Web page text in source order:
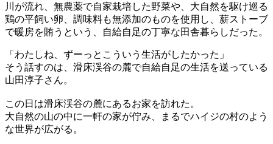
川が流れ、無農薬で自家栽培した野菜や、大自然を駆け巡る
鶏の平飼い卵、調味料も無添加のものを使用し、薪ストーブ
で暖房を賄うという、自給自足の丁寧な田舎暮らしだった。
「わたしね、ずーっとこういう生活がしたかった」
そう話すのは、滑床渓谷の麓で自給自足の生活を送っている
山田淳子さん。
この日は滑床渓谷の麓にあるお家を訪れた。
大自然の山の中に一軒の家が佇み、まるでハイジの村のよう
な世界が広がる。